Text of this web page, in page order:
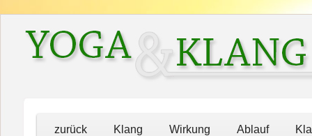
zurück Klang Wirkung Ablauf